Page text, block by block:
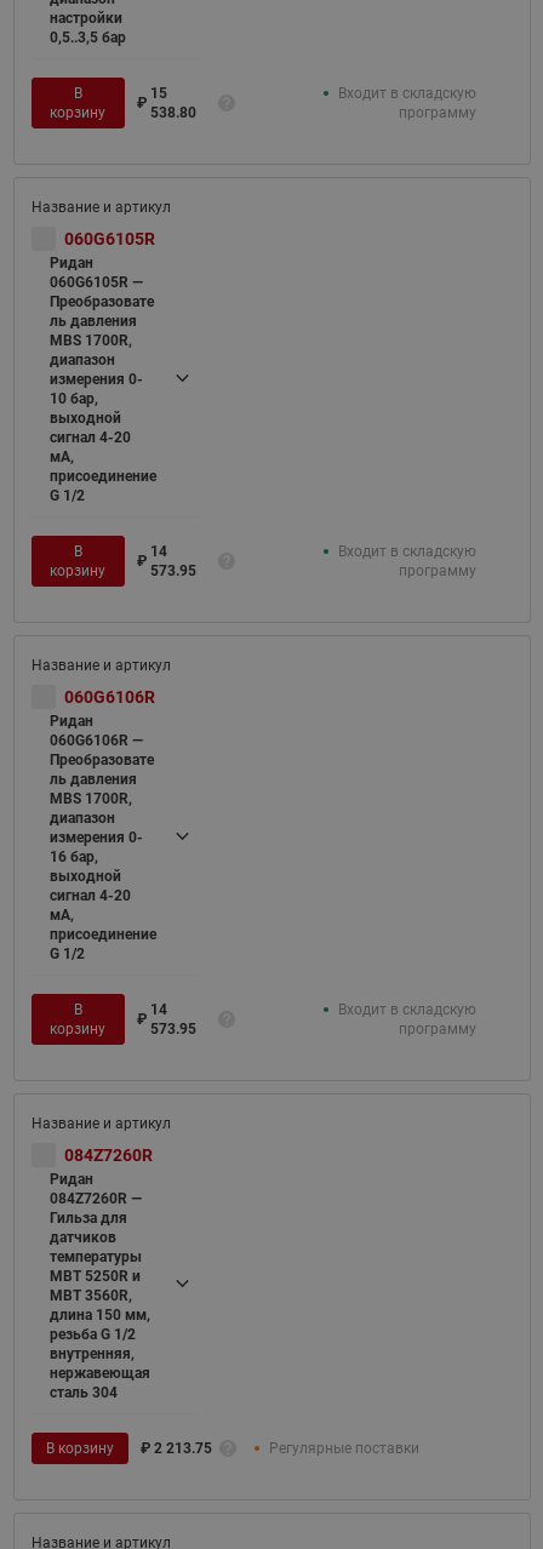
настройки
0,5..3,5 бар
В
корзину
₽
15
538.80
Входит в складскую
программу
060G6105R
Ридан
060G6105R —
Преобразовате
ль давления
MBS 1700R,
диапазон
измерения 0-
10 бар,
выходной
сигнал 4-20
мА,
присоединение
G 1/2
В
корзину
₽
14
573.95
Входит в складскую
программу
060G6106R
Ридан
060G6106R —
Преобразовате
ль давления
MBS 1700R,
диапазон
измерения 0-
16 бар,
выходной
сигнал 4-20
мА,
присоединение
G 1/2
В
корзину
₽
14
573.95
Входит в складскую
программу
084Z7260R
Ридан
084Z7260R —
Гильза для
датчиков
температуры
MBT 5250R и
MBT 3560R,
длина 150 мм,
резьба G 1/2
внутренняя,
нержавеющая
сталь 304
В корзину ₽ 2 213.75 Регулярные поставки